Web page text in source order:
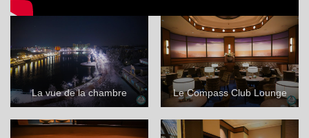
La vue de la chambre Le Compass Club Lounge